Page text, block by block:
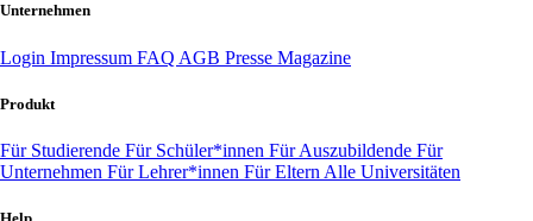
Unternehmen
Login Impressum FAQ AGB Presse Magazine
Produkt
Für Studierende Für Schüler*innen Für Auszubildende Für
Unternehmen Für Lehrer*innen Für Eltern Alle Universitäten